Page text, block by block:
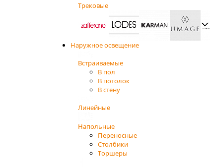
Трековые
Наружное освещение
Встраиваемые
В пол
В потолок
В стену
Линейные
Напольные
Переносные
Столбики
Торшеры